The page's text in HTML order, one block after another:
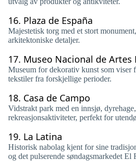
16. Plaza de España
Majestetisk torg med et stort
arkitektoniske detaljer.
17. Museo Nacional de Artes
Museum for dekorativ kunst som viser
tekstiler fra forskjellige perioder.
18. Casa de Campo
Vidstrakt park med en innsjø,
rekreasjonsaktiviteter, perfekt for
19. La Latina
Historisk nabolag kjent for sine
og det pulserende søndagsmarkedet El